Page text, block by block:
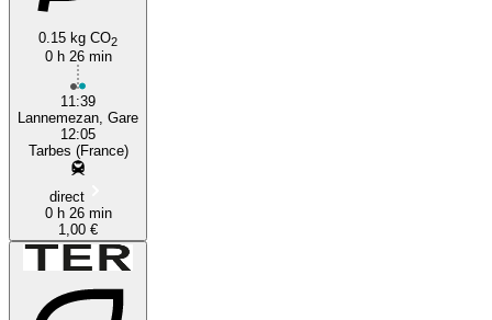
0.15 kg CO2
0 h 26 min
11:39
Lannemezan, Gare
12:05
Tarbes (France)
direct
0 h 26 min
1,00 €